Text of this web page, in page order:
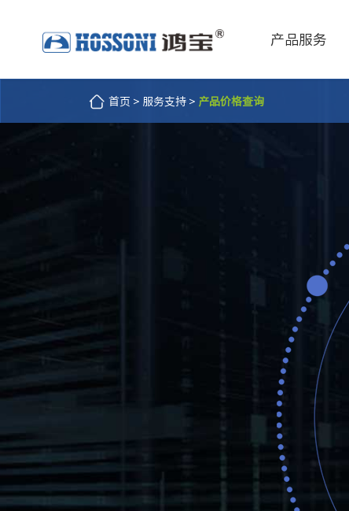
产品服务
首页 > 服务支持 > 产品价格查询